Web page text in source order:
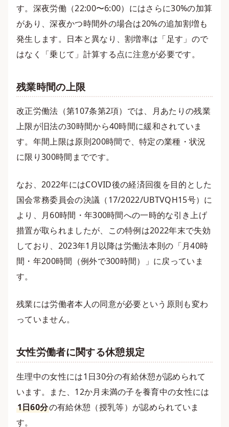
す。深夜労働（22:00〜6:00）にはさらに30%の加算
があり、深夜かつ時間外の場合は20%の追加割増も
発生します。日本と異なり、割増率は「足す」ので
はなく「乗じて」計算する点に注意が必要です。
残業時間の上限
改正労働法（第107条第2項）では、月あたりの残業
上限が旧法の30時間から40時間に緩和されていま
す。年間上限は原則200時間で、特定の業種・状況
に限り300時間までです。
なお、2022年にはCOVID後の経済回復を目的とした
国会常務委員会の決議（17/2022/UBTVQH15号）に
より、月60時間・年300時間への一時的な引き上げ
措置が取られましたが、この特例は2022年末で失効
しており、2023年1月以降は労働法本則の「月40時
間・年200時間（例外で300時間）」に戻っていま
す。
残業には労働者本人の同意が必要という原則も変わ
っていません。
女性労働者に関する休憩規定
生理中の女性には1日30分の有給休憩が認められて
います。また、12か月未満の子を養育中の女性には
1日60分の有給休憩（授乳等）が認められていま
す。